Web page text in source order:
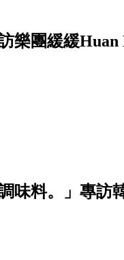
樂團緩緩
味料。」專